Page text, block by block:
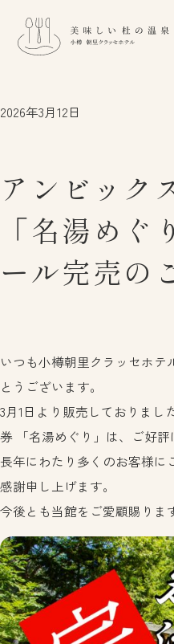
すこやか
にぎわい
ご滞在のす
アクセス
ご予約
0134-
2026年3月12日
アンビック
「名湯めぐ
ール完売の
いつも小樽朝里クラッセホ
とうございます。
3月1日より販売しておりま
券 「名湯めぐり」は、ご好評
長年にわたり多くのお客様に
感謝申し上げます。
今後とも当館をご愛顧賜りま